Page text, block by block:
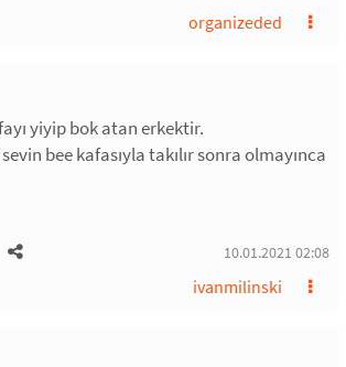
organizeded
yiyip bok atan erkektir.
bee kafasıyla takılır sonra olmayınca
10.01.2021 02:08
ivanmilinski